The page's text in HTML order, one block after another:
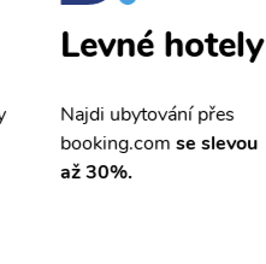
Levné hotely
Najdi ubytování přes
booking.comse slevou
až 30%.